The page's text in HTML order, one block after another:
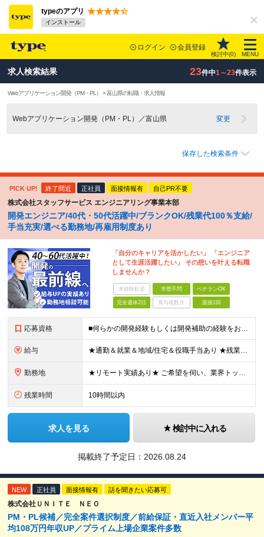
typeのアプリ
インストール
ログイン 会員登録
検討中(0) MENU
求人検索結果 23件中1～23件表示
Webアプリケーション開発（PM・PL） × 富山県の転職・求人情報
Webアプリケーション開発（PM・PL）／富山県 変更
保存した検索条件
PICK UP! 終了間近 正社員 面接情報有 自己PR不要
株式会社スタッフサービス エンジニアリング事業本部
開発エンジニア/40代・50代活躍中/ブランクOK/残業代100％支給/
手当充実/選べる勤務地/再雇用制度あり
「自分のキャリアを活かしたい」 「エンジニア
として生涯活躍したい」 その想いを叶える転職
しませんか？
未経験歓迎 学歴不問 ベテランOK
完全週休2日 賞与複数月 面接1回
応募資格 ■何らかの開発経験もしくは開発補助の経験をお持ちの方 ■学歴不問 ★ブランクのある方、地方在住の方も大歓迎です！
給与 ★通勤＆就業＆地域/住宅＆役職手当あり ★残業代は全額支給 ★選べる給与制度あり！ ★東京・神奈川・千葉・埼玉勤務の場合 月給23.5万円～55万円＋諸手当 （残業代は全額支給） (20,000円の
勤務地 ★リモート実績あり★ ご希望を伺い、業界トップクラス約7,000件の取引事業所数、90,000件以上のプロジェクトから検討をいたします。 全国の取引先での就業となります（沖縄を除く） ※勤務地
残業時間 10時間以内
求人を見る 検討中に入れる
掲載終了予定日： 2026.08.24
NEW 正社員 面接情報有 話を聞きたい応募可
株式会社ＵＮＩＴＥ ＮＥＯ
PM・PL候補／完全案件選択制度／前給保証・直近入社メンバー平
均108万円年収UP／プライム上場企業案件多数